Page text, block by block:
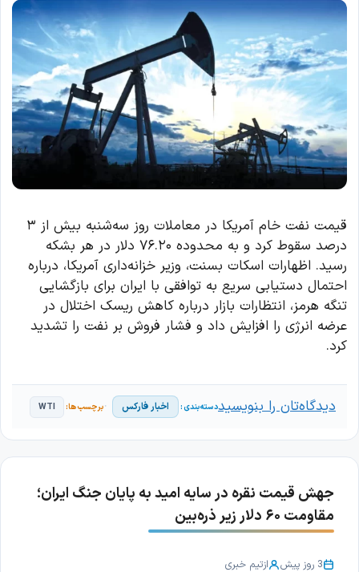
قیمت نفت خام آمریکا در معاملات روز سه‌شنبه بیش از ۳
درصد سقوط کرد و به محدوده ۷۶.۲۰ دلار در هر بشکه
رسید. اظهارات اسکات بسنت، وزیر خزانه‌داری آمریکا، درباره
احتمال دستیابی سریع به توافقی با ایران برای بازگشایی
تنگه هرمز، انتظارات بازار درباره کاهش ریسک اختلال در
عرضه انرژی را افزایش داد و فشار فروش بر نفت را تشدید
کرد.
اخبار فارکس WTI دیدگاه‌تان را بنویسید
جهش قیمت نقره در سایه امید به پایان جنگ ایران؛
مقاومت ۶۰ دلار زیر ذره‌بین
3 روز پیش ازتیم خبری